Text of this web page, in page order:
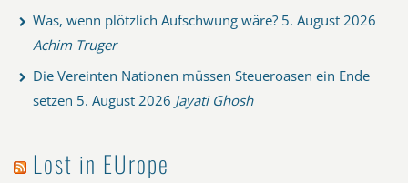
Was, wenn plötzlich Aufschwung wäre? 5. August 2026
Achim Truger
Die Vereinten Nationen müssen Steueroasen ein Ende
setzen 5. August 2026 Jayati Ghosh
Lost in EUrope